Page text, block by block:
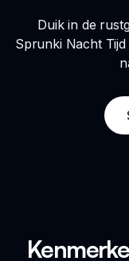
Duik in de
Sprunki Nacht